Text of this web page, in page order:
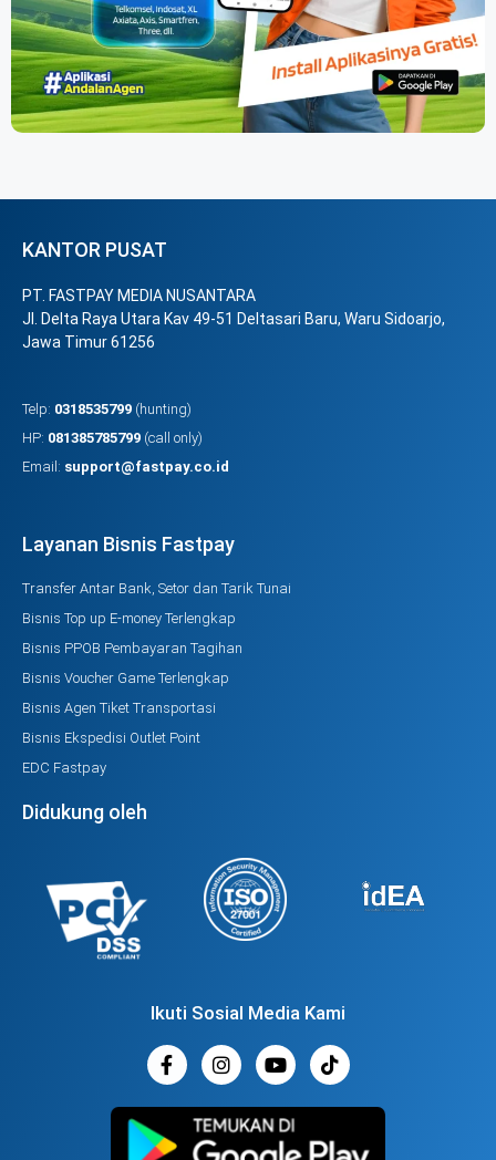
KANTOR PUSAT
PT. FASTPAY MEDIA NUSANTARA
Jl. Delta Raya Utara Kav 49-51 Deltasari Baru, Waru Sidoarjo,
Jawa Timur 61256
Telp: 0318535799 (hunting)
HP: 081385785799 (call only)
Email: support@fastpay.co.id
Layanan Bisnis Fastpay
Transfer Antar Bank, Setor dan Tarik Tunai
Bisnis Top up E-money Terlengkap
Bisnis PPOB Pembayaran Tagihan
Bisnis Voucher Game Terlengkap
Bisnis Agen Tiket Transportasi
Bisnis Ekspedisi Outlet Point
EDC Fastpay
Didukung oleh
Ikuti Sosial Media Kami